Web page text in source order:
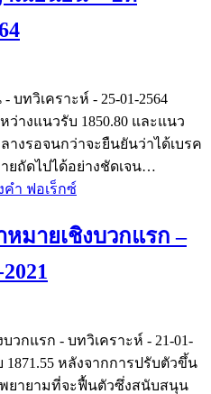
ทวิเคราะห์ - 25-01-2564
างแนวรับ 1850.80 และแนว
างรอจนกว่าจะยืนยันว่าได้เบรค
ยถัดไปได้อย่างชัดเจน…
ำ ฟอเร็กซ์
หมายเชิงบวกแรก –
วกแรก - บทวิเคราะห์ - 21-01-
หลังจากการปรับตัวขึ้น
ยายามที่จะฟื้นตัวซึ่งสนับสนุน